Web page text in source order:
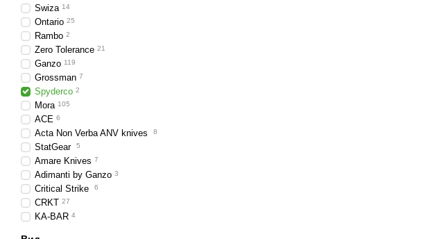
Swiza 14
Ontario 25
Rambo 2
Zero Tolerance 21
Ganzo 119
Grossman 7
Spyderco 2
Mora 105
ACE 6
Acta Non Verba ANV knives 8
StatGear 5
Amare Knives 7
Adimanti by Ganzo 3
Critical Strike 6
CRKT 27
KA-BAR 4